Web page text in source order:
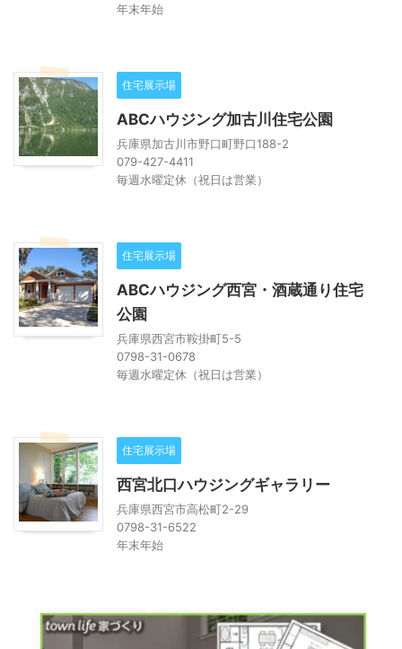
年末年始
住宅展示場
ABCハウジング加古川住宅公園
兵庫県加古川市野口町野口188-2
079-427-4411
毎週水曜定休（祝日は営業）
住宅展示場
ABCハウジング西宮・酒蔵通り住宅
公園
兵庫県西宮市鞍掛町5-5
0798-31-0678
毎週水曜定休（祝日は営業）
住宅展示場
西宮北口ハウジングギャラリー
兵庫県西宮市高松町2-29
0798-31-6522
年末年始